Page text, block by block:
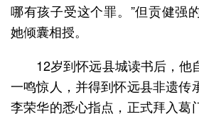
哪有孩子受这个罪。”但贡健强
她倾囊相授。
12岁到怀远县城读书后，他
一鸣惊人，并得到怀远县非遗传
李荣华的悉心指点，正式拜入葛